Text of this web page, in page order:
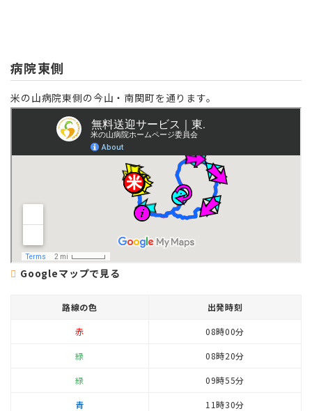
病院東側
米の山病院東側の今山・南関町を通ります。
Googleマップで見る
路線の色 出発時刻
赤 08時00分
緑 08時20分
緑 09時55分
青 11時30分